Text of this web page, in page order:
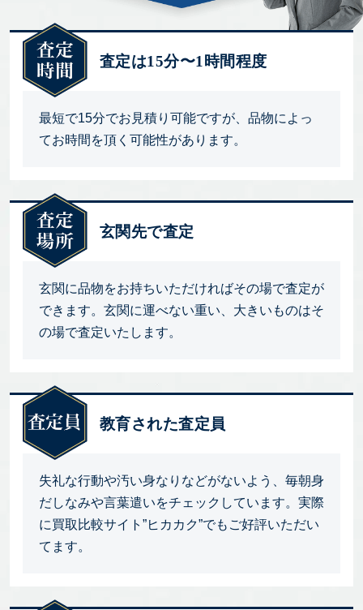
査定は15分〜1時間程度
最短で15分でお見積り可能ですが、品物によっ
てお時間を頂く可能性があります。
玄関先で査定
玄関に品物をお持ちいただければその場で査定が
できます。玄関に運べない重い、大きいものはそ
の場で査定いたします。
教育された査定員
失礼な行動や汚い身なりなどがないよう、毎朝身
だしなみや言葉遣いをチェックしています。実際
に買取比較サイト”ヒカカク”でもご好評いただい
てます。